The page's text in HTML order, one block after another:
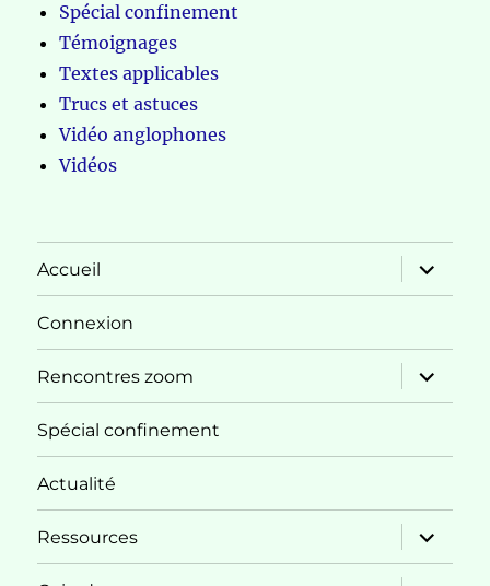
Spécial confinement
Témoignages
Textes applicables
Trucs et astuces
Vidéo anglophones
Vidéos
Accueil
ouvrir
le
sous-
Connexion
Rencontres zoom
ouvrir
le
sous-
Spécial confinement
Actualité
Ressources
ouvrir
le
sous-